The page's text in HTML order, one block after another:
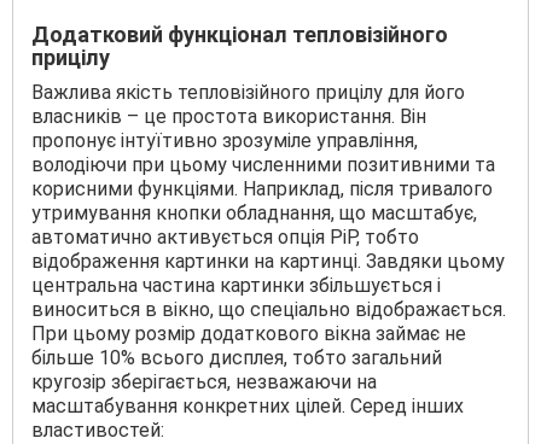
Додатковий функціонал тепловізійного
прицілу
Важлива якість тепловізійного прицілу для його
власників – це простота використання. Він
пропонує інтуїтивно зрозуміле управління,
володіючи при цьому численними позитивними та
корисними функціями. Наприклад, після тривалого
утримування кнопки обладнання, що масштабує,
автоматично активується опція PiP, тобто
відображення картинки на картинці. Завдяки цьому
центральна частина картинки збільшується і
виноситься в вікно, що спеціально відображається.
При цьому розмір додаткового вікна займає не
більше 10% всього дисплея, тобто загальний
кругозір зберігається, незважаючи на
масштабування конкретних цілей. Серед інших
властивостей: